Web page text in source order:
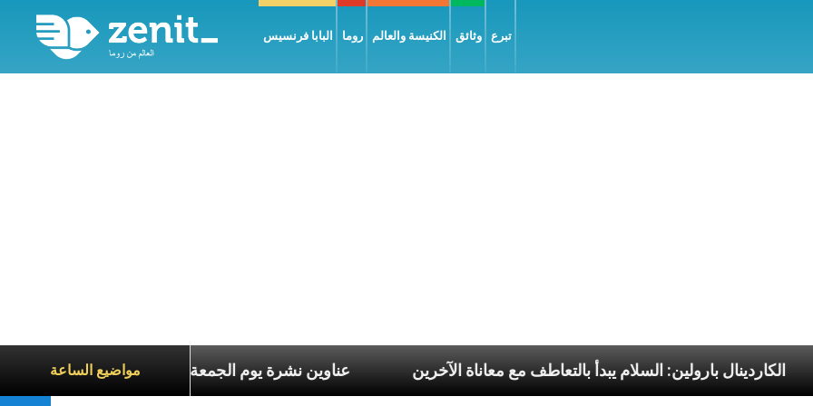
البابا فرنسيس روما الكنيسة والعالم وثائق تبرع
مواضيع الساعة
عناوين نشرة يوم الجمعة 7 آب 2026: السلام يُبنى بصبر يومًا بعد يوم الكاردينال بارولين: السلام يبدأ بالتعاطف مع معاناة الآخرين الرسوليّة